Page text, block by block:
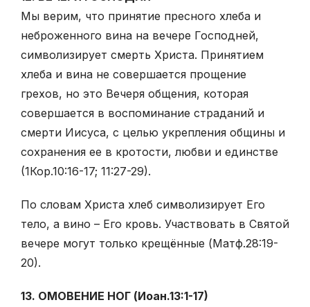
Мы верим, что принятие пресного хлеба и
неброженного вина на вечере Господней,
символизирует смерть Христа. Принятием
хлеба и вина не совершается прощение
грехов, но это Вечеря общения, которая
совершается в воспоминание страданий и
смерти Иисуса, с целью укрепления общины и
сохранения ее в кротости, любви и единстве
(1Кор.10:16-17; 11:27-29).
По словам Христа хлеб символизирует Его
тело, а вино – Его кровь. Участвовать в Святой
вечере могут только крещённые (Матф.28:19-
20).
13. ОМОВЕНИЕ НОГ (Иоан.13:1-17)